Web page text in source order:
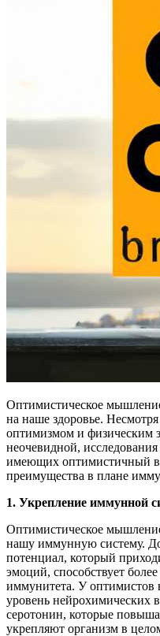
Оптимистическое
на наше здоровье.
оптимизмом и физическим
неочевидной,
имеющих оптимистичный
преимущества в плане
1. Укрепление иммунной
Оптимистическое
нашу иммунную систему.
потенциал, который
эмоций, способствует
иммунитета. У оптимистов
уровень нейрохимических
серотонин, которые
укрепляют организм в